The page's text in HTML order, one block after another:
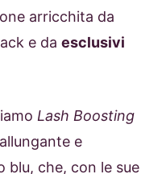
arricchita da
e da esclusivi
Lash Boosting
e
che, con le sue